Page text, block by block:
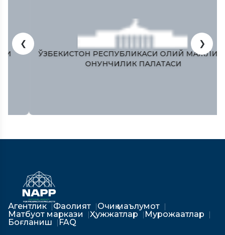
ЎЗБЕКИСТОН РЕСПУБЛИКAСИ ОЛИЙ МAЖЛИСИ
ҚОНУНЧИЛИК ПAЛAТAСИ
❮ ❯
Агентлик Фаолият
Очиқ маълумот
Матбуот маркази
Ҳужжатлар
Мурожаатлар
Боғланиш
FAQ